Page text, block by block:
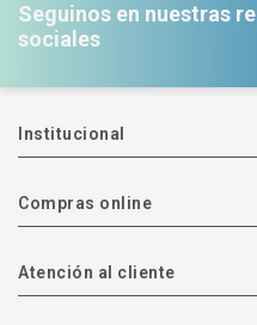
Seguinos en nuestras
sociales
Institucional
Compras online
Atención al cliente